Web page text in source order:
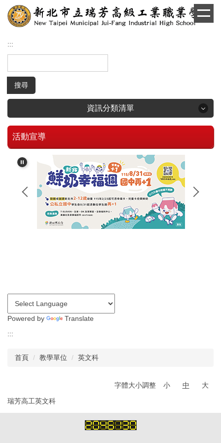
跳
到
內
:::
搜尋
資訊分類清單
回首頁
學生和家長專區
招生專區
校長簡介
其他單位
請購系統
活動宣導
Powered by
Translate
:::
首頁 教學單位 英文科
字體大小調整 小 中
大
瑞芳高工英文科